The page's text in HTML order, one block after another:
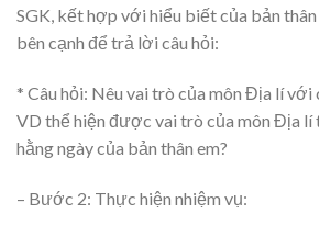
SGK, kết hợp với hiểu biết của bản
bên cạnh để trả lời câu hỏi:
* Câu hỏi: Nêu vai trò của môn Địa lí với
VD thể hiện được vai trò của môn Địa lí
hằng ngày của bản thân em?
– Bước 2: Thực hiện nhiệm vụ: